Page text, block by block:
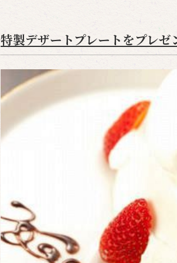
特製デザートプレートをプレゼ